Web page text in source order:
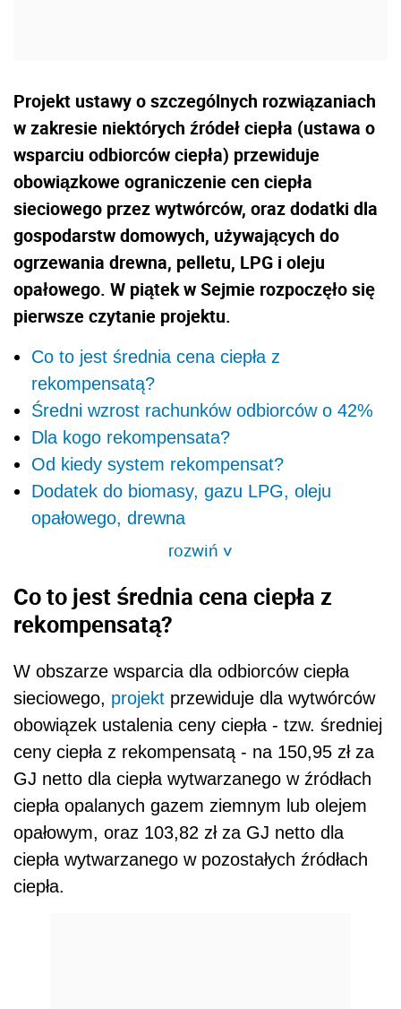
Projekt ustawy o szczególnych rozwiązaniach
w zakresie niektórych źródeł ciepła (ustawa o
wsparciu odbiorców ciepła) przewiduje
obowiązkowe ograniczenie cen ciepła
sieciowego przez wytwórców, oraz dodatki dla
gospodarstw domowych, używających do
ogrzewania drewna, pelletu, LPG i oleju
opałowego. W piątek w Sejmie rozpoczęło się
pierwsze czytanie projektu.
Co to jest średnia cena ciepła z
rekompensatą?
Średni wzrost rachunków odbiorców o 42%
Dla kogo rekompensata?
Od kiedy system rekompensat?
Dodatek do biomasy, gazu LPG, oleju
opałowego, drewna
rozwiń>
Co to jest średnia cena ciepła z
rekompensatą?
W obszarze wsparcia dla odbiorców ciepła
sieciowego, projekt przewiduje dla wytwórców
obowiązek ustalenia ceny ciepła - tzw. średniej
ceny ciepła z rekompensatą - na 150,95 zł za
GJ netto dla ciepła wytwarzanego w źródłach
ciepła opalanych gazem ziemnym lub olejem
opałowym, oraz 103,82 zł za GJ netto dla
ciepła wytwarzanego w pozostałych źródłach
ciepła.